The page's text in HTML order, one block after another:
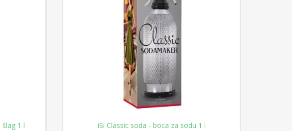
šlag 1 l iSi Classic soda - boca za sodu 1 l